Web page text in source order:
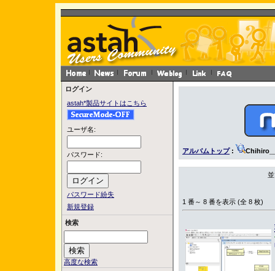
ログイン
astah*製品サイトはこちら
ユーザ名:
パスワード:
パスワード紛失
新規登録
検索
高度な検索
アルバムトップ:
1 番～ 8 番を表示 (全 8 枚)